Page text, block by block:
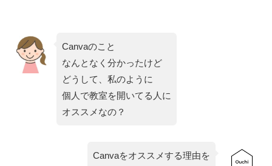
Canvaのこと
なんとなく分かったけど
どうして、私のように
個人で教室を開いてる人に
オススメなの？
Canvaをオススメする理由を